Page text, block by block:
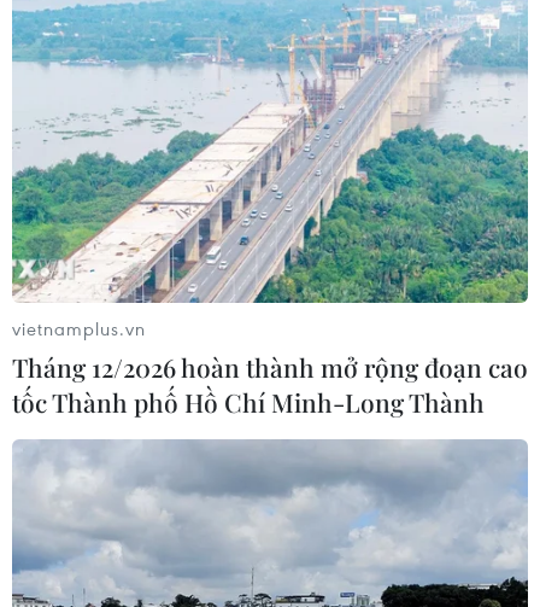
vietnamplus.vn
Tháng 12/2026 hoàn thành mở rộng đoạn cao
tốc Thành phố Hồ Chí Minh-Long Thành